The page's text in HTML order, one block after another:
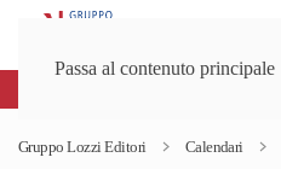
Passa al contenuto principale
Gruppo Lozzi Editori Calendari